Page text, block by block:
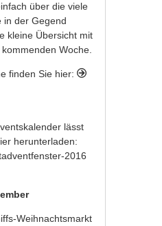
über die viele
in der Gegend
kleine Übersicht mit
Woche.
finden Sie hier:
lässt
herunterladen:
2016
Weihnachtsmarkt